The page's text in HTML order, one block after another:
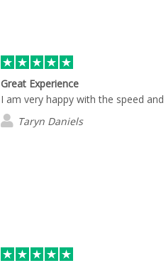
Great Experience
I am very happy with the speed
Taryn Daniels